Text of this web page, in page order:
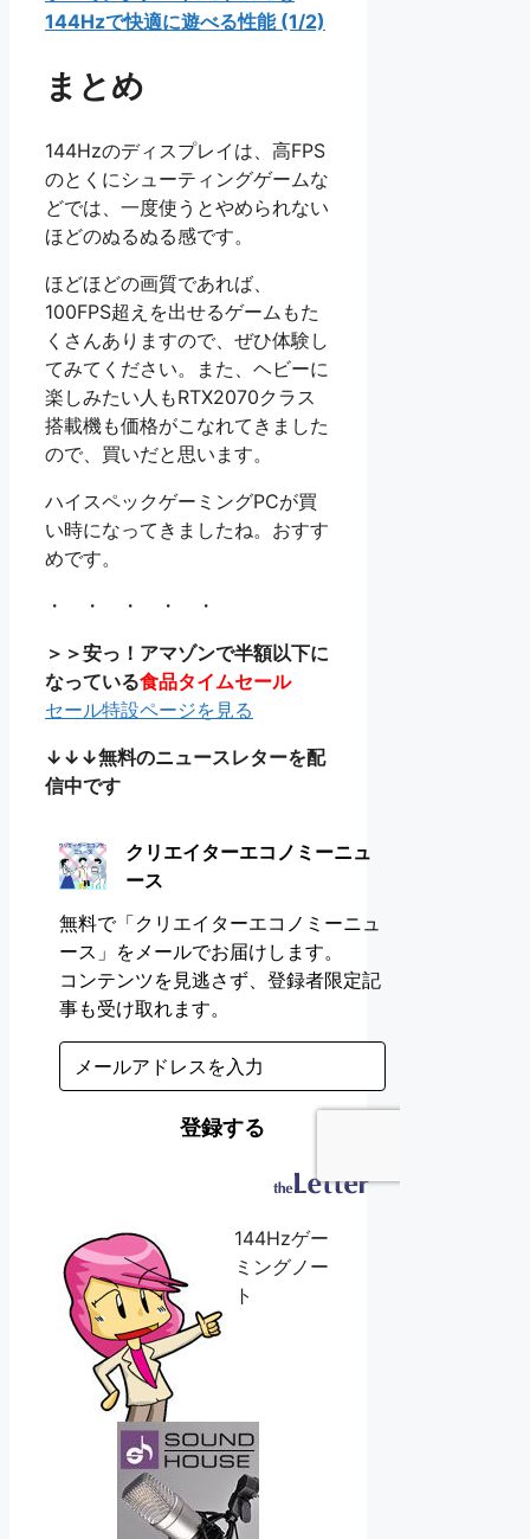
144Hzで快適に遊べる性能 (1/2)
まとめ
144Hzのディスプレイは、高FPS
のとくにシューティングゲームな
どでは、一度使うとやめられない
ほどのぬるぬる感です。
ほどほどの画質であれば、
100FPS超えを出せるゲームもた
くさんありますので、ぜひ体験し
てみてください。また、ヘビーに
楽しみたい人もRTX2070クラス
搭載機も価格がこなれてきました
ので、買いだと思います。
ハイスペックゲーミングPCが買
い時になってきましたね。おすす
めです。
・ ・ ・ ・ ・
＞＞安っ！アマゾンで半額以下に
なっている食品タイムセール
セール特設ページを見る
↓↓↓無料のニュースレターを配
信中です
144Hzゲー
ミングノー
ト